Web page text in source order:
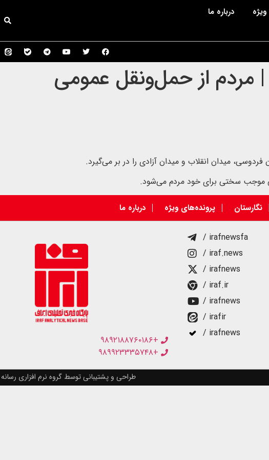
درباره ما
رهبر شهید فردا ساعت ۶ صبح | مردم از حمل‌ونقل عمومی
میدان انقلاب و میدان آزادی را در بر می‌گیرد.
موجب سختی برای خود مردم می‌شود.
نگارستان پرونده‌های ویژه درباره ما
/ irafnewsfa
/ iraf.news
/ irafnews
/ iraf.ir
/ irafnews
/ irafir
/ irafnews
+۹۸۹۲۱۸۸۷۶۰۱۸۶
+۹۸۹۹۲۳۳۳۵۷۴۸
طراحی و پشتیبانی توسط گروه نرم افزاری رسانه